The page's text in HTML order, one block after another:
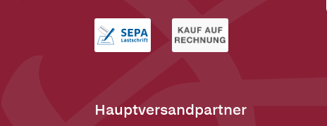
Hauptversandpartner